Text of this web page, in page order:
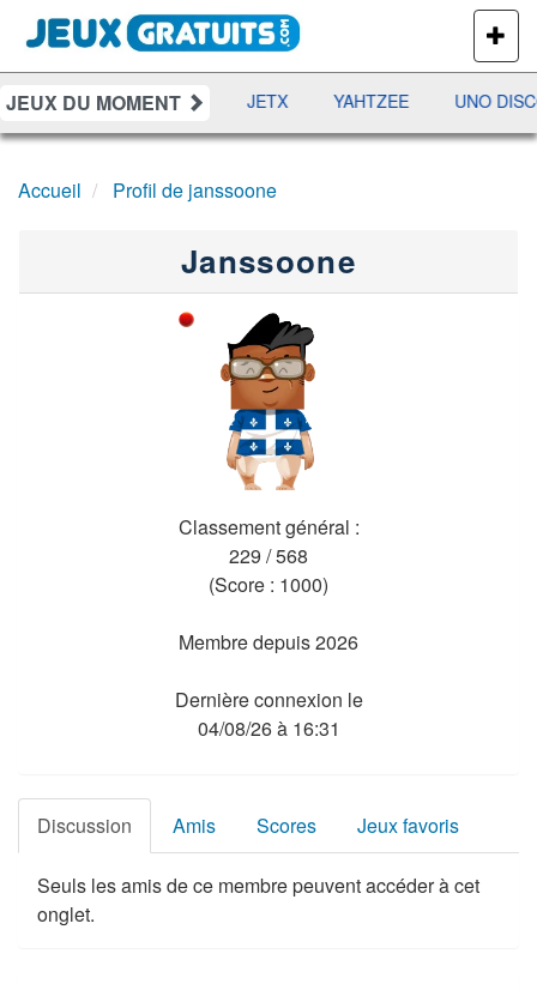
PLUS
DE
JEUX
JEUX DU MOMENT
DAMES RAMI JETX YAHTZEE UNO
Accueil Profil de janssoone
Janssoone
Classement général :
229 / 568
(Score : 1000)
Membre depuis 2026
Dernière connexion le
04/08/26 à 16:31
Discussion Amis Scores Jeux favoris
Seuls les amis de ce membre peuvent accéder à cet
onglet.